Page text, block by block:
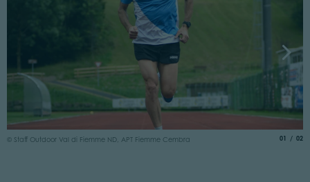
© Staff Outdoor Val di Fiemme ND, APT Fiemme Cembra 01 di
02